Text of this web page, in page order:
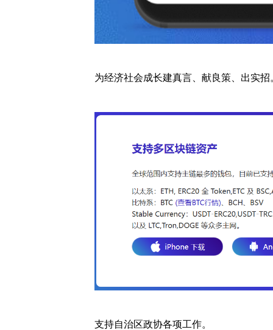
为经济社会成长建真言、献良策、出实招
支持自治区政协各项工作。